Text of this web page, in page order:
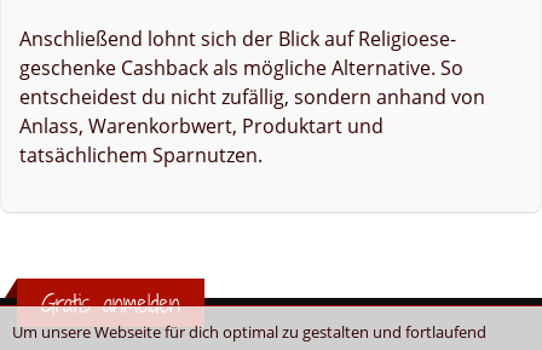
Um unsere Webseite für dich optimal zu gestalten und fortlaufend
Anschließend lohnt sich der Blick auf Religioese-
geschenke Cashback als mögliche Alternative. So
entscheidest du nicht zufällig, sondern anhand von
Anlass, Warenkorbwert, Produktart und
tatsächlichem Sparnutzen.
Gratis anmelden